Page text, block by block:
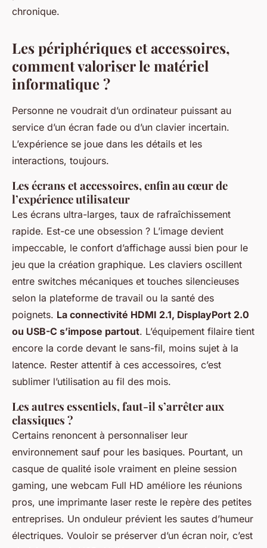
chronique.
Les périphériques et accessoires,
comment valoriser le matériel
informatique ?
Personne ne voudrait d’un ordinateur puissant au
service d’un écran fade ou d’un clavier incertain.
L’expérience se joue dans les détails et les
interactions, toujours.
Les écrans et accessoires, enfin au cœur de
l’expérience utilisateur
Les écrans ultra-larges, taux de rafraîchissement
rapide. Est-ce une obsession ? L’image devient
impeccable, le confort d’affichage aussi bien pour le
jeu que la création graphique. Les claviers oscillent
entre switches mécaniques et touches silencieuses
selon la plateforme de travail ou la santé des
poignets. La connectivité HDMI 2.1, DisplayPort 2.0
ou USB-C s’impose partout. L’équipement filaire tient
encore la corde devant le sans-fil, moins sujet à la
latence. Rester attentif à ces accessoires, c’est
sublimer l’utilisation au fil des mois.
Les autres essentiels, faut-il s’arrêter aux
classiques ?
Certains renoncent à personnaliser leur
environnement sauf pour les basiques. Pourtant, un
casque de qualité isole vraiment en pleine session
gaming, une webcam Full HD améliore les réunions
pros, une imprimante laser reste le repère des petites
entreprises. Un onduleur prévient les sautes d’humeur
électriques. Vouloir se préserver d’un écran noir, c’est